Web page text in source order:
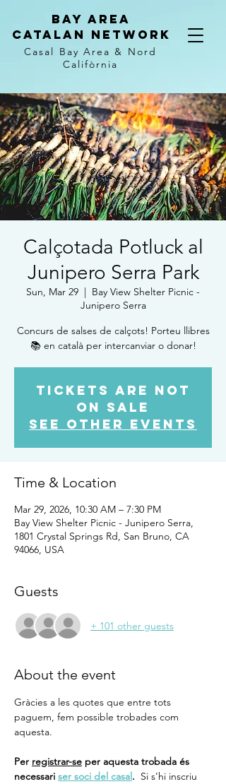
Bay Area
Catalan Network
Casal Bay Area & Nord
Califòrnia
Calçotada Potluck al
Junipero Serra Park
Sun, Mar 29
  |
Bay View Shelter Picnic -
Junipero Serra
Concurs de salses de calçots! Porteu llibres
📚 en català per intercanviar o donar!
Tickets are not
on sale
See other events
Time & Location
Mar 29, 2026, 10:30 AM – 7:30 PM
Bay View Shelter Picnic - Junipero Serra,
1801 Crystal Springs Rd, San Bruno, CA
94066, USA
Guests
+ 101 other guests
About the event
Gràcies a les quotes que entre tots
paguem, fem possible trobades com
aquesta.
Per registrar-se per aquesta trobada és
necessari ser soci del casal. Si s’hi inscriu